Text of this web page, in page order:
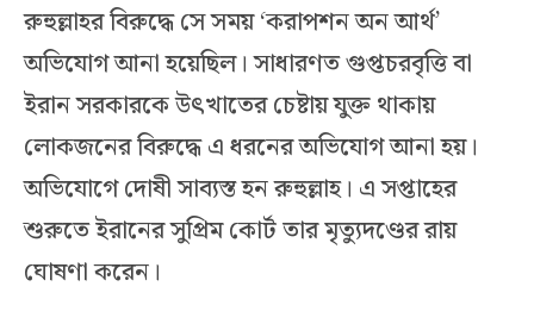
রুহুল্লাহর বিরুদ্ধে সে সময় ‘করাপশন অন আর্থ’
অভিযোগ আনা হয়েছিল। সাধারণত গুপ্তচরবৃত্তি বা
ইরান সরকারকে উৎখাতের চেষ্টায় যুক্ত থাকায়
লোকজনের বিরুদ্ধে এ ধরনের অভিযোগ আনা হয়।
অভিযোগে দোষী সাব্যস্ত হন রুহুল্লাহ। এ সপ্তাহের
শুরুতে ইরানের সুপ্রিম কোর্ট তার মৃত্যুদণ্ডের রায়
ঘোষণা করেন।